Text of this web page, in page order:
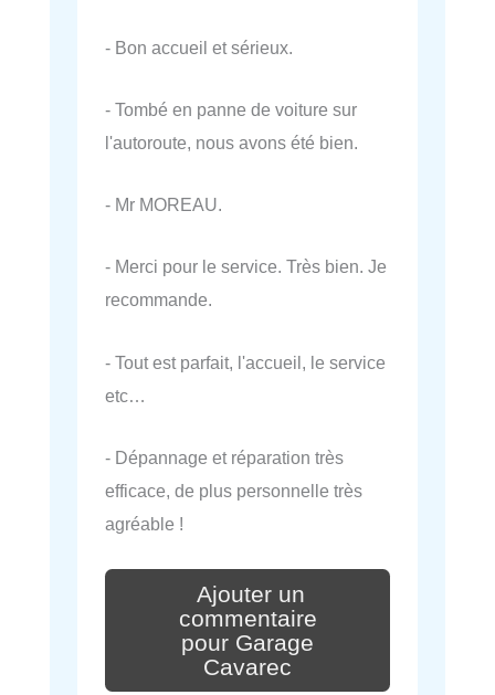
- Bon accueil et sérieux.
- Tombé en panne de voiture sur
l'autoroute, nous avons été bien.
- Mr MOREAU.
- Merci pour le service. Très bien. Je
recommande.
- Tout est parfait, l'accueil, le service
etc…
- Dépannage et réparation très
efficace, de plus personnelle très
agréable !
Ajouter un
commentaire
pour Garage
Cavarec